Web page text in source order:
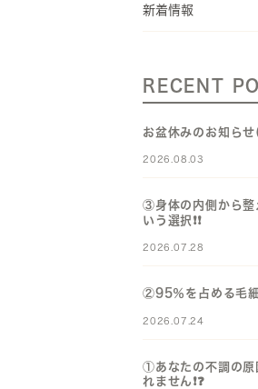
新着情報
RECENT
お盆休みのお知ら
2026.08.03
③身体の内側から整
いう選択❗️❗️
2026.07.28
②95％を占める毛細
2026.07.24
①あなたの不調の原
れません❗️❓️